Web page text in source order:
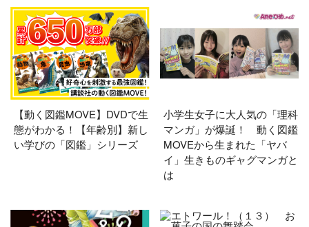
【動く図鑑MOVE】DVDで生
態がわかる！【年齢別】新し
い学びの「図鑑」シリーズ
小学生女子に大人気の「理科
マンガ」が爆誕！ 動く図鑑
MOVEから生まれた「ヤバ
イ」生きものギャグマンガと
は